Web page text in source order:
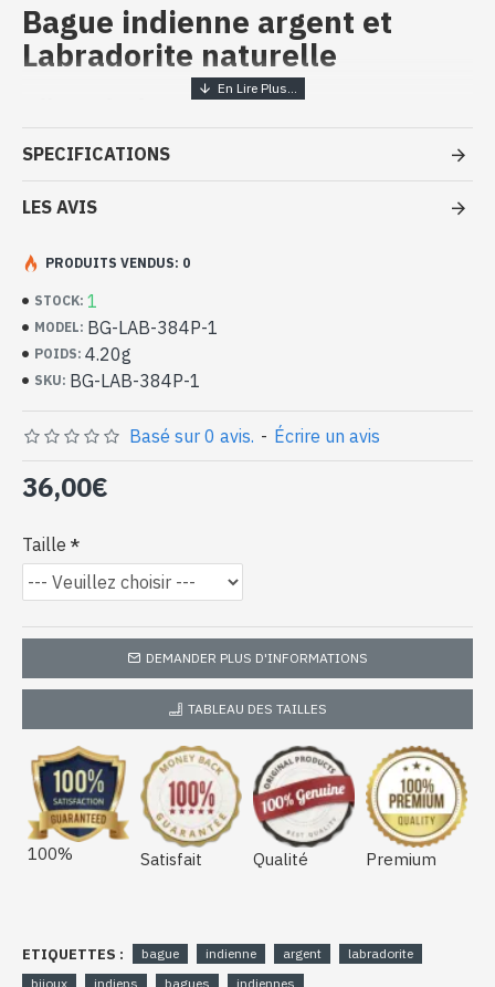
Bague indienne argent et
Labradorite naturelle
Bijoux inde artisanaux - Bague
argent massif et Labradorite
- Bague en argent véritable 925/1000
- Faite à la main à Jaipur ( INDE )
- Taille de la pierre : 15mm x 10mm approx
-Livrée avec un petit sac artisanal
Bague indienne argent et Labradorite
naturelle de forme ovale (BG-LAB-
384P-1)
SPECIFICATIONS
LES AVIS
STOCK: 1
MODEL: BG-LAB-384P-1
POIDS: 4.20g
SKU: BG-LAB-384P-1
PRODUITS VENDUS: 0
Basé sur 0 avis. - Écrire un avis
36,00€
Taille
DEMANDER PLUS D'INFORMATIONS
TABLEAU DES TAILLES
100% Satisfait Qualité Premium
ETIQUETTES : bague indienne argent
labradorite
bijoux
indiens bagues indiennes